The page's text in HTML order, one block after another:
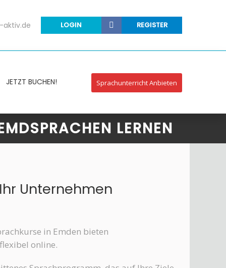
LOGIN REGISTER
aktiv.de
JETZT BUCHEN! Sprachunterricht Anbieten
LERNEN
Unternehmen
in Emden bieten
online.